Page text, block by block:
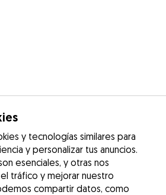
y tecnologías similares para
y personalizar tus anuncios.
esenciales, y otras nos
el tráfico y mejorar nuestro
compartir datos, como